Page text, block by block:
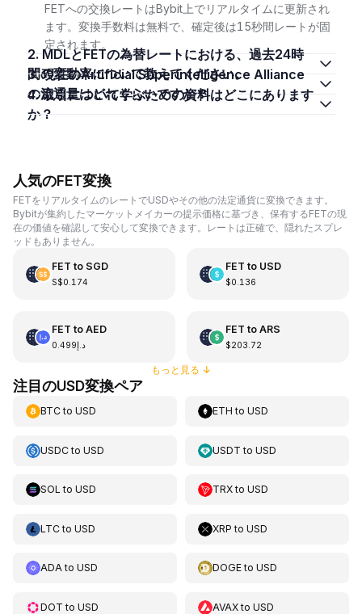
FETへの交換レートはBybit上でリアルタイムに更新され
ます。変換手数料は無料で、確定後は15秒間レートが固
定されます。
2. MDLとFETの為替レートにおける、過去24時
間の変動率について教えてください。
3. 現在のArtificial Superintelligence Alliance
の流通量はどれくらいですか？
4. 取引について学ぶための資料はどこにあります
か？
人気のFET変換
FETをリアルタイムのレートでUSDやその他の法定通貨に変換できます。
Bybitが集約したマーケットメイカーの提示価格に基づき、保有するFETの現
在の価値を確認して安心して変換できます。レートは正確で、隠れたスプレ
ッドもありません。
FET to SGD
S$0.174
FET to USD
$0.136
FET to AED
د.إ0.499
FET to ARS
$203.72
もっと見る ↓
注目のUSD変換ペア
BTCto USD ETH toUSD
USDCto USD USDT toUSD
SOL to USD TRXtoUSD
LTCto USD XRP toUSD
ADAto USD DOGEtoUSD
DOT to USD AVAXtoUSD